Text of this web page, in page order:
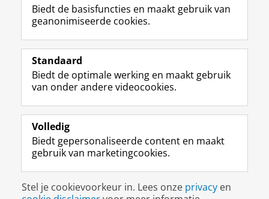
Volg de RUG
F
a
e
b
o
p
a
i
n
L
i
k
e
I
-
p
g
i
R
S
-
f
e
R
k
s
I
n
t
r
m
c
c
Y
o
T
e
k
a
a
Studiekiezers
Alumni
Over ons
Disclaimer & Copyright
Inloggen
Biedt de basisfuncties en maakt gebruik van
geanonimiseerde cookies.
Standaard
Biedt de optimale werking en maakt gebruik
van onder andere videocookies.
Volledig
Biedt gepersonaliseerde content en maakt
gebruik van marketingcookies.
Stel je cookievoorkeur in. Lees onze privacy en